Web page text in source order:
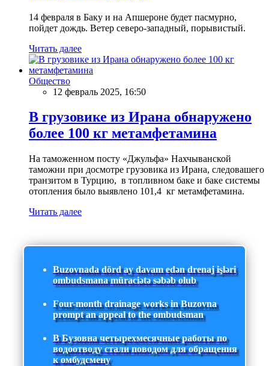
14 февраля в Баку и на Апшероне будет пасмурно,
пойдет дождь. Ветер северо-западный, порывистый.
Читать далее
Общество
12 февраль 2025, 16:50
В грузовике из Ирана обнаружено
более 100 кг метамфетамина
На таможенном посту «Джульфа» Нахчыванской
таможни при досмотре грузовика из Ирана, следовашего
транзитом в Турцию, в топливном баке и баке системы
отопления было выявлено 101,4 кг метамфетамина.
Читать далее
Buzovnada dörd ay davam edən drenaj işləri
ombudsmana müraciətə səbəb olub
Four-month drainage works in Buzovna
prompt an appeal to the ombudsman
В Бузовна четырехмесячные работы по
водоотводу стали поводом для обращения
к омбудсмену